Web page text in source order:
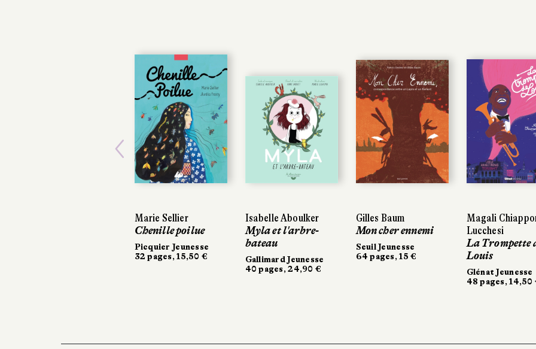
Marie Sellier
Chenille poilue
Picquier Jeunesse
32 pages, 15,50 €
Isabelle Aboulker
Myla et l'arbre-
bateau
Gallimard Jeunesse
40 pages, 24,90 €
Gilles Baum
Mon cher ennemi
Seuil Jeunesse
64 pages, 15 €
Magali
Lucchesi
La Trompette
Louis
Glénat Jeunesse
48 pages, 14,50
Previous